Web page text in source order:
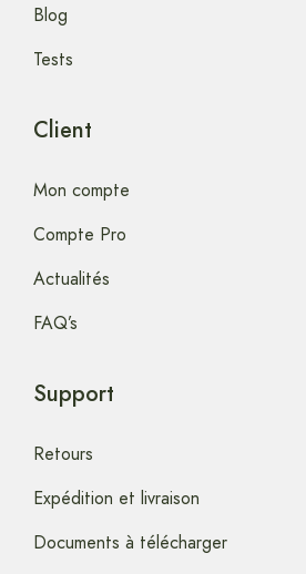
Blog
Tests
Client
Mon compte
Compte Pro
Actualités
FAQ’s
Support
Retours
Expédition et livraison
Documents à télécharger